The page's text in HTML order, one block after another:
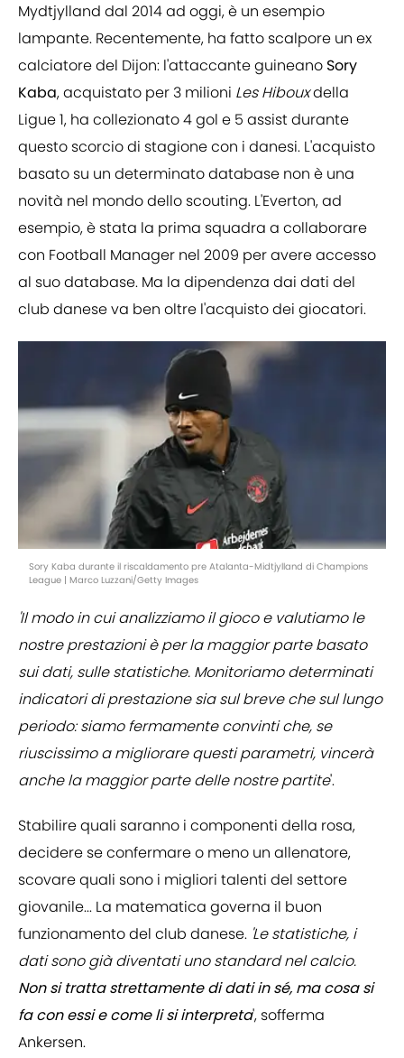
Mydtjylland dal 2014 ad oggi, è un esempio
lampante. Recentemente, ha fatto scalpore un ex
calciatore del Dijon: l'attaccante guineano Sory
Kaba, acquistato per 3 milioni Les Hibouxdella
Ligue 1, ha collezionato 4 gol e 5 assist durante
questo scorcio di stagione con i danesi. L'acquisto
basato su un determinato database non è una
novità nel mondo dello scouting. L'Everton, ad
esempio, è stata la prima squadra a collaborare
con Football Manager nel 2009 per avere accesso
al suo database. Ma la dipendenza dai dati del
club danese va ben oltre l'acquisto dei giocatori.
Sory Kaba durante il riscaldamento pre Atalanta-Midtjylland di Champions
League | Marco Luzzani/Getty Images
'Il modo in cui analizziamo il gioco e valutiamo le
nostre prestazioni è per la maggior parte basato
sui dati, sulle statistiche. Monitoriamo determinati
indicatori di prestazione sia sul breve che sul lungo
periodo: siamo fermamente convinti che, se
riuscissimo a migliorare questi parametri, vincerà
anche la maggior parte delle nostre partite'.
Stabilire quali saranno i componenti della rosa,
decidere se confermare o meno un allenatore,
scovare quali sono i migliori talenti del settore
giovanile... La matematica governa il buon
funzionamento del club danese. 'Le statistiche, i
dati sono già diventati uno standard nel calcio.
Non si tratta strettamente di dati in sé, ma cosa si
fa con essi e come li si interpreta', sofferma
Ankersen.